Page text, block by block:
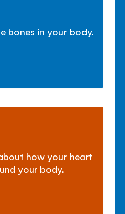
bones in your body.
how your heart
your body.